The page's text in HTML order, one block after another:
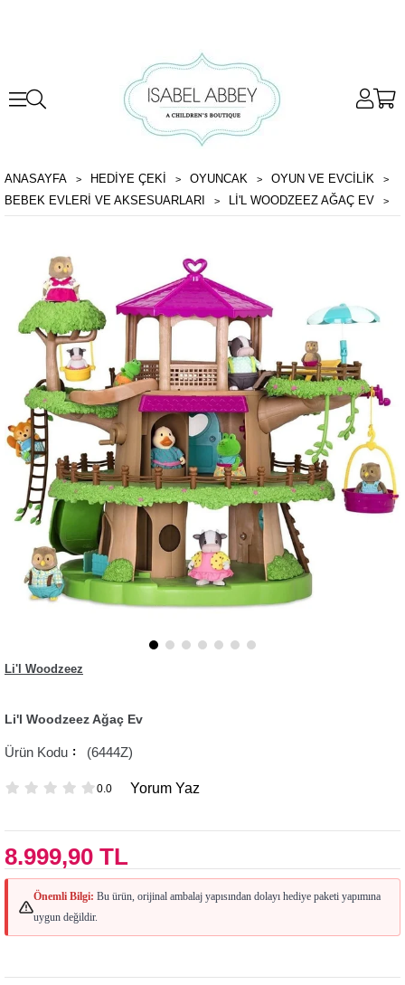
ANASAYFA HEDİYE ÇEKİ OYUNCAK
OYUN VE EVCILIK
BEBEK EVLERI VE AKSESUARLARI
LI'L WOODZEEZ AĞAÇ EV
Li'l Woodzeez
Li'l Woodzeez Ağaç Ev
(6444Z)
0.0 Yorum Yaz
8.999,90 TL
Önemli Bilgi: Bu ürün, orijinal ambalaj yapısından dolayı hediye paketi yapımına
uygun değildir.